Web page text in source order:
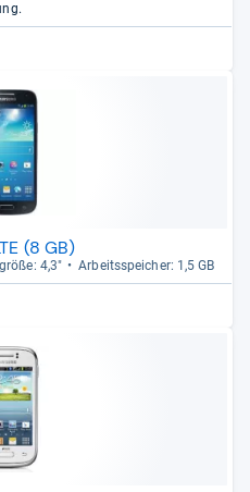
(8 GB)
4,3" Arbeitsspei­cher: 1,5 GB